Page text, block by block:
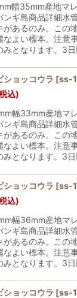
幅35mm産地マ
ンギ島商品詳細水
があるのみ。この
なよい標本。注意
みとなります。3
ショッコウラ [ss-
込)
幅33mm産地マ
ンギ島商品詳細水
があるのみ。この
なよい標本。注意
みとなります。3
ショッコウラ [ss-
込)
幅36mm産地マ
ンギ島商品詳細水
があるのみ。この
なよい標本。注意
みとなります。3
ショッコウラ [ss-